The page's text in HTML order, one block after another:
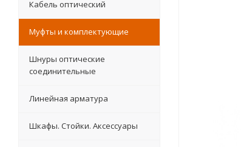
Кабель оптический
Муфты и комплектующие
Шнуры оптические
соединительные
Линейная арматура
Шкафы. Стойки. Аксесcуары